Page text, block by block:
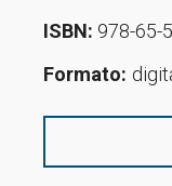
ISBN: 978-65-
Formato: